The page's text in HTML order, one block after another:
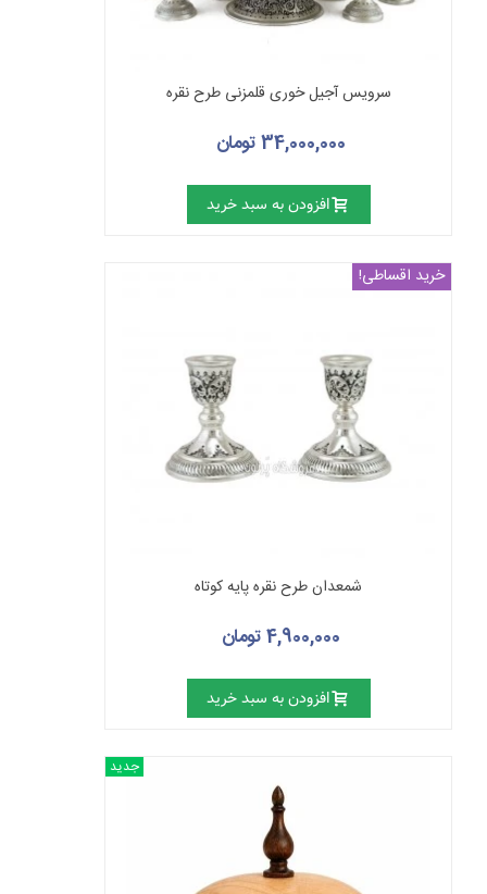
سرویس آجیل خوری قلمزنی طرح نقره
34,000,000 تومان
افزودن به سبد خرید
خرید اقساطی!
شمعدان طرح نقره پایه کوتاه
4,900,000 تومان
افزودن به سبد خرید
جدید